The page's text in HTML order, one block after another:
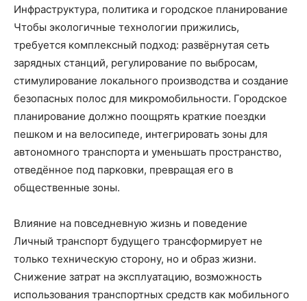
Инфраструктура, политика и городское планирование
Чтобы экологичные технологии прижились,
требуется комплексный подход: развёрнутая сеть
зарядных станций, регулирование по выбросам,
стимулирование локального производства и создание
безопасных полос для микромобильности. Городское
планирование должно поощрять краткие поездки
пешком и на велосипеде, интегрировать зоны для
автономного транспорта и уменьшать пространство,
отведённое под парковки, превращая его в
общественные зоны.
Влияние на повседневную жизнь и поведение
Личный транспорт будущего трансформирует не
только техническую сторону, но и образ жизни.
Снижение затрат на эксплуатацию, возможность
использования транспортных средств как мобильного